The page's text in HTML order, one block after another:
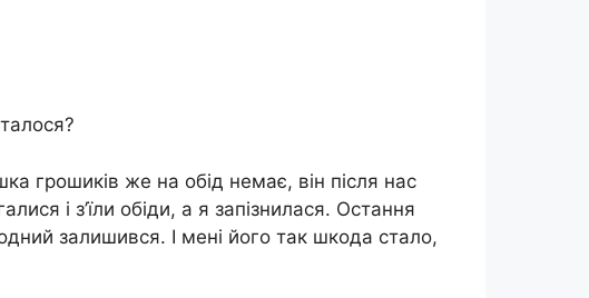
грошиків же на обід немає, він після нас
і з’їли обіди, а я запізнилася. Остання
залишився. І мені його так шкода стало,